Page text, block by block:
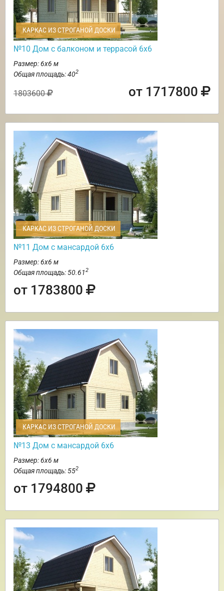
КАРКАС ИЗ СТРОГАНОЙ ДОСКИ
№10 Дом с балконом и террасой 6х6
Размер: 6х6 м
Общая площадь: 402
1803600 от 1717800
КАРКАС ИЗ СТРОГАНОЙ ДОСКИ
№11 Дом с мансардой 6х6
Размер: 6х6 м
Общая площадь: 50.612
от 1783800
КАРКАС ИЗ СТРОГАНОЙ ДОСКИ
№13 Дом с мансардой 6х6
Размер: 6х6 м
Общая площадь: 552
от 1794800